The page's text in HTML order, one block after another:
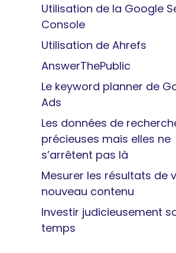
Utilisation de la Google
Console
Utilisation de Ahrefs
AnswerThePublic
Le keyword planner de
Ads
Les données de
précieuses mais elles ne
s’arrêtent pas là
Mesurer les résultats de
nouveau contenu
Investir judicieusement
temps